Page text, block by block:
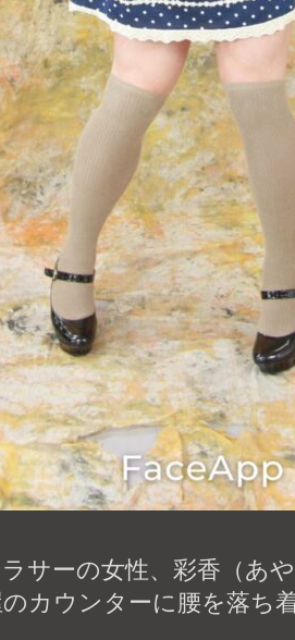
サーの女性、彩香（あ
カウンターに腰を落ち着